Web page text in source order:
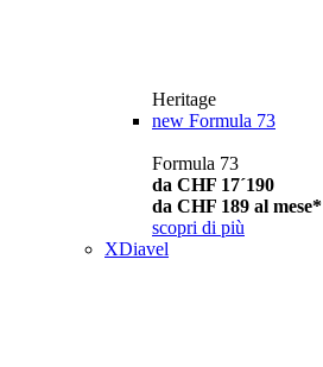
Heritage
new Formula 73
Formula 73
da CHF 17´190
da CHF 189 al mese*
scopri di più
XDiavel